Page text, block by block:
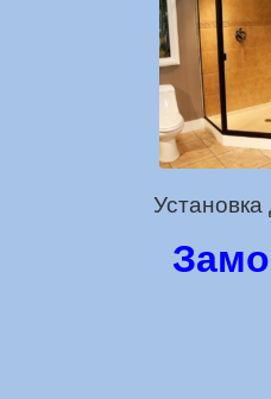
Установка